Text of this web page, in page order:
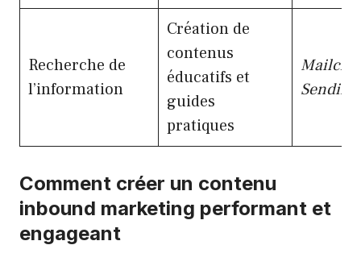
Recherche de
l’information
Création de
contenus
éducatifs et
guides
pratiques
Comment créer un contenu
inbound marketing performant et
engageant